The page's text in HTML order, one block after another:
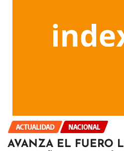
ACTUALIDAD NACIONAL
AVANZA EL FUERO